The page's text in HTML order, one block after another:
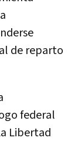
de reparto
federal
Libertad